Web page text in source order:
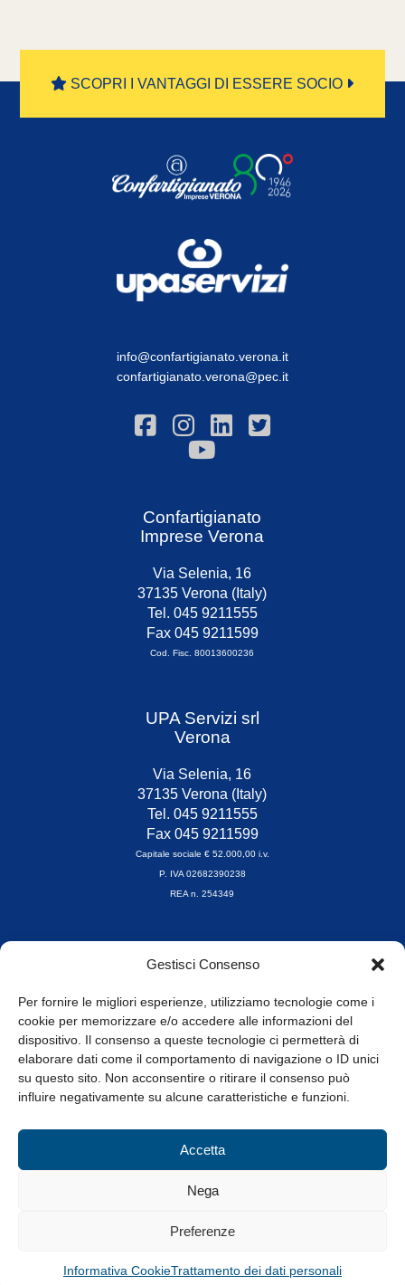
Gestisci Consenso
Per fornire le migliori esperienze, utilizziamo tecnologie come i
cookie per memorizzare e/o accedere alle informazioni del
dispositivo. Il consenso a queste tecnologie ci permetterà di
elaborare dati come il comportamento di navigazione o ID unici
su questo sito. Non acconsentire o ritirare il consenso può
influire negativamente su alcune caratteristiche e funzioni.
Accetta
Nega
Preferenze
Informativa CookieTrattamento dei dati personali
SCOPRI I VANTAGGI DI ESSERE SOCIO
info@confartigianato.verona.it
confartigianato.verona@pec.it
Confartigianato
Imprese Verona
Via Selenia, 16
37135 Verona (Italy)
Tel. 045 9211555
Fax 045 9211599
Cod. Fisc. 80013600236
UPA Servizi srl
Verona
Via Selenia, 16
37135 Verona (Italy)
Tel. 045 9211555
Fax 045 9211599
Capitale sociale € 52.000,00 i.v.
P. IVA 02682390238
REA n. 254349
Orari di apertura
8.30-13.00 / 14.00-17.30
Whistleblowing
© Tutti i diritti riservati
Privacy Policy e Cookie|Informativa Cookie